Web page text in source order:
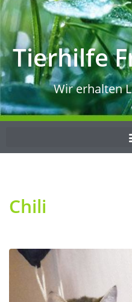
Tierhilfe
Wir erhalten
Chili